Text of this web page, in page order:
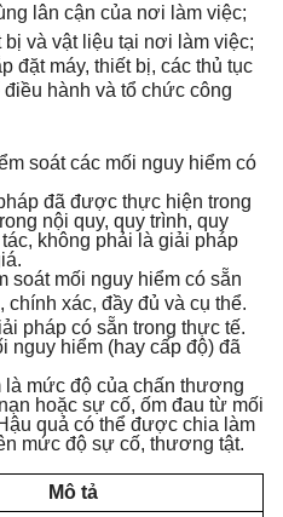
lân cận của nơi làm việc;
bị và vật liệu tại nơi làm việc;
đặt máy, thiết bị, các thủ tục
hành và tổ chức công
soát các mối nguy hiểm có
đã được thực hiện trong
nội quy, quy trình, quy
không phải là giải pháp
soát mối nguy hiểm có sẵn
chính xác, đầy đủ và cụ thể.
pháp có sẵn trong thực tế.
nguy hiểm (hay cấp độ) đã
là mức độ của chấn thương
hoặc sự cố, ốm đau từ mối
quả có thể được chia làm
mức độ sự cố, thương tật.
Môtả